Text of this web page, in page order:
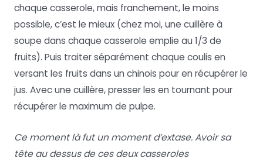
chaque casserole, mais franchement, le moins
possible, c’est le mieux (chez moi, une cuillère à
soupe dans chaque casserole emplie au 1/3 de
fruits). Puis traiter séparément chaque coulis en
versant les fruits dans un chinois pour en récupérer le
jus. Avec une cuillère, presser les en tournant pour
récupérer le maximum de pulpe.
Ce moment là fut un moment d’extase. Avoir sa
tête au dessus de ces deux casseroles